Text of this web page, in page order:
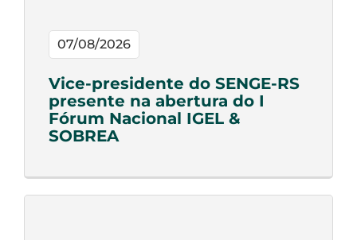
07/08/2026
Vice-presidente do SENGE-RS
presente na abertura do I
Fórum Nacional IGEL &
SOBREA